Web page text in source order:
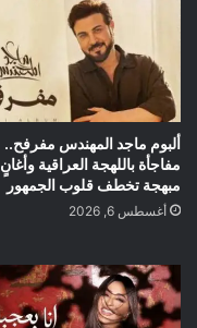
ألبوم ماجد المهندس مفرفح..
مفاجأة باللهجة العراقية وأغانٍ
مبهجة تخطف قلوب الجمهور
أغسطس 6, 2026